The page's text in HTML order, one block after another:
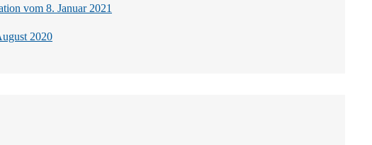
vom 8. Januar 2021
2020